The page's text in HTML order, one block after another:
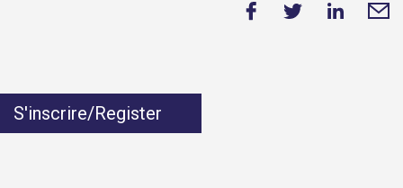
S'inscrire/Register